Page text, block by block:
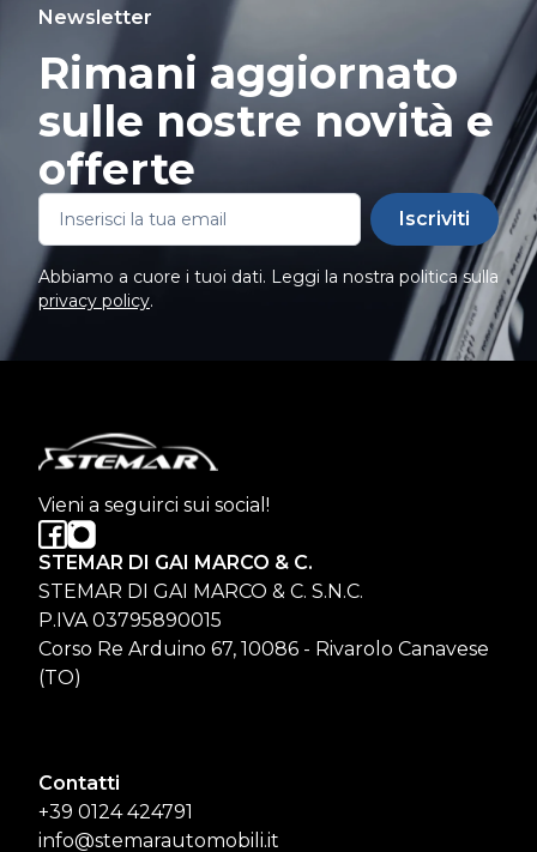
Newsletter
Rimani aggiornato
sulle nostre novità e
offerte
Iscriviti
Abbiamo a cuore i tuoi dati. Leggi la nostra politica sulla
privacy policy.
Vieni a seguirci sui social!
STEMAR DI GAI MARCO & C.
STEMAR DI GAI MARCO & C. S.N.C.
P.IVA 03795890015
Corso Re Arduino 67, 10086 - Rivarolo Canavese
(TO)
Contatti
+39 0124 424791
info@stemarautomobili.it